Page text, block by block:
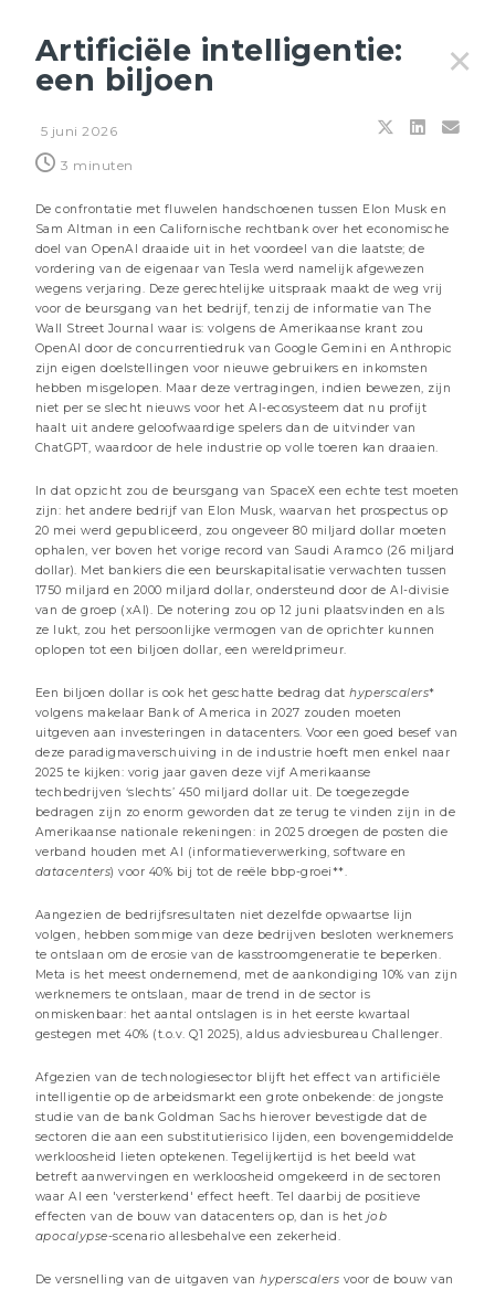
Energie: de bewakers van de Straat
Beheer commentaren
AI: Inferentie en interventie
3 minuten
Beheer commentaren
✕
Artificiële intelligentie:
een biljoen
5 juni 2026
3 minuten
De confrontatie met fluwelen handschoenen tussen Elon Musk en
Sam Altman in een Californische rechtbank over het economische
doel van OpenAI draaide uit in het voordeel van die laatste; de
vordering van de eigenaar van Tesla werd namelijk afgewezen
wegens verjaring. Deze gerechtelijke uitspraak maakt de weg vrij
voor de beursgang van het bedrijf, tenzij de informatie van The
Wall Street Journal waar is: volgens de Amerikaanse krant zou
OpenAI door de concurrentiedruk van Google Gemini en Anthropic
zijn eigen doelstellingen voor nieuwe gebruikers en inkomsten
hebben misgelopen. Maar deze vertragingen, indien bewezen, zijn
niet per se slecht nieuws voor het AI-ecosysteem dat nu profijt
haalt uit andere geloofwaardige spelers dan de uitvinder van
ChatGPT, waardoor de hele industrie op volle toeren kan draaien.
In dat opzicht zou de beursgang van SpaceX een echte test moeten
zijn: het andere bedrijf van Elon Musk, waarvan het prospectus op
20 mei werd gepubliceerd, zou ongeveer 80 miljard dollar moeten
ophalen, ver boven het vorige record van Saudi Aramco (26 miljard
dollar). Met bankiers die een beurskapitalisatie verwachten tussen
1750 miljard en 2000 miljard dollar, ondersteund door de AI-divisie
van de groep (xAI). De notering zou op 12 juni plaatsvinden en als
ze lukt, zou het persoonlijke vermogen van de oprichter kunnen
oplopen tot een biljoen dollar, een wereldprimeur.
Een biljoen dollar is ook het geschatte bedrag dat hyperscalers*
volgens makelaar Bank of America in 2027 zouden moeten
uitgeven aan investeringen in datacenters. Voor een goed besef van
deze paradigmaverschuiving in de industrie hoeft men enkel naar
2025 te kijken: vorig jaar gaven deze vijf Amerikaanse
techbedrijven ‘slechts’ 450 miljard dollar uit. De toegezegde
bedragen zijn zo enorm geworden dat ze terug te vinden zijn in de
Amerikaanse nationale rekeningen: in 2025 droegen de posten die
verband houden met AI (informatieverwerking, software en
datacenters) voor 40% bij tot de reële bbp-groei**.
Aangezien de bedrijfsresultaten niet dezelfde opwaartse lijn
volgen, hebben sommige van deze bedrijven besloten werknemers
te ontslaan om de erosie van de kasstroomgeneratie te beperken.
Meta is het meest ondernemend, met de aankondiging 10% van zijn
werknemers te ontslaan, maar de trend in de sector is
onmiskenbaar: het aantal ontslagen is in het eerste kwartaal
gestegen met 40% (t.o.v. Q1 2025), aldus adviesbureau Challenger.
Afgezien van de technologiesector blijft het effect van artificiële
intelligentie op de arbeidsmarkt een grote onbekende: de jongste
studie van de bank Goldman Sachs hierover bevestigde dat de
sectoren die aan een substitutierisico lijden, een bovengemiddelde
werkloosheid lieten optekenen. Tegelijkertijd is het beeld wat
betreft aanwervingen en werkloosheid omgekeerd in de sectoren
waar AI een 'versterkend' effect heeft. Tel daarbij de positieve
effecten van de bouw van datacenters op, dan is het job
apocalypse-scenario allesbehalve een zekerheid.
De versnelling van de uitgaven van hyperscalers voor de bouw van